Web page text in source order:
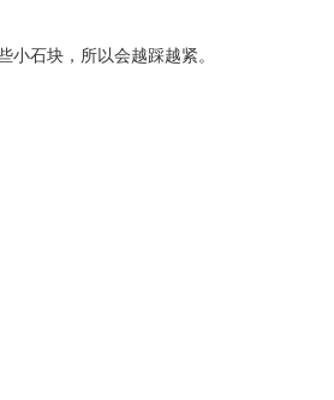
石块，所以会越踩越紧。